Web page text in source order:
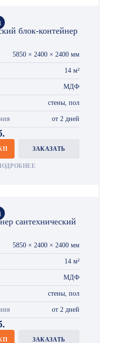
блок-контейнер
5850 × 2400 × 2400 мм
14 м²
МДФ
стены, пол
от 2 дней
ЗАКАЗАТЬ
сантехнический
5850 × 2400 × 2400 мм
14 м²
МДФ
стены, пол
от 2 дней
ЗАКАЗАТЬ